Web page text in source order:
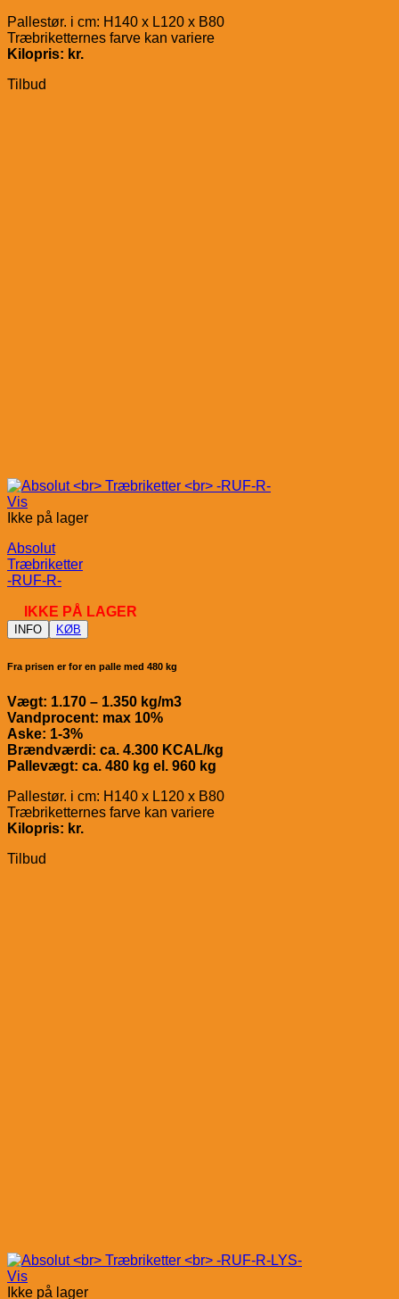
Pallestør. i cm: H140 x L120 x B80
Træbriketternes farve kan variere
Kilopris: kr.
Tilbud
Vis
Ikke på lager
Absolut
Træbriketter
-RUF-R-
IKKE PÅ LAGER
INFO KØB
Fra prisen er for en palle med 480 kg
Vægt: 1.170 – 1.350 kg/m3
Vandprocent: max 10%
Aske: 1-3%
Brændværdi: ca. 4.300 KCAL/kg
Pallevægt: ca. 480 kg el. 960 kg
Pallestør. i cm: H140 x L120 x B80
Træbriketternes farve kan variere
Kilopris: kr.
Tilbud
Vis
Ikke på lager